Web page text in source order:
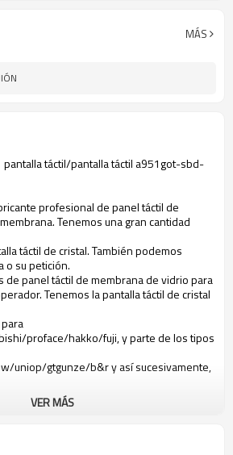
MÁS
táctil/pantalla táctil a951got-sbd-
profesional de panel táctil de
Tenemos una gran cantidad
táctil de cristal. También podemos
o su petición.
de panel táctil de membrana de vidrio para
Tenemos la pantalla táctil de cristal
proface/hakko/fuji, y parte de los tipos
uniop/gtgunze/b&r y así sucesivamente,
pantalla táctil
VER MÁS